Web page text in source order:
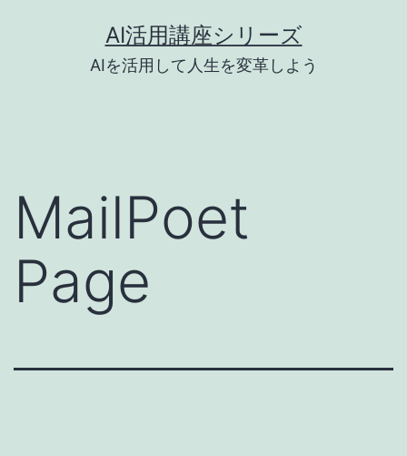
AI活用講座シリーズ
AIを活用して人生を変革しよう
MailPoet
Page